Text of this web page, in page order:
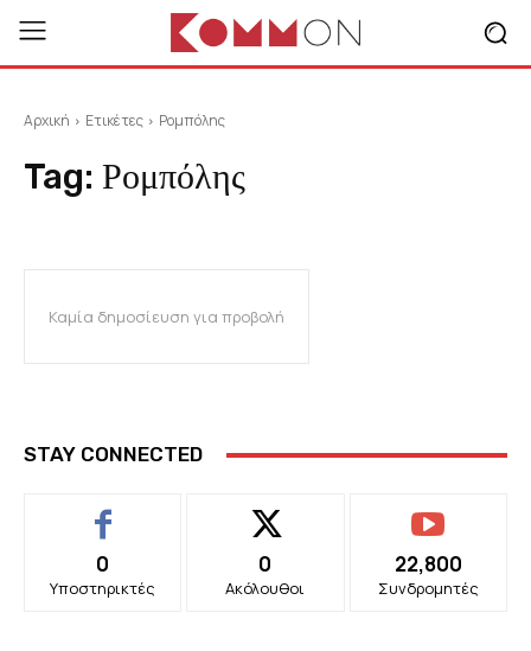
Αρχική Ετικέτες Ρομπόλης
Tag: Ρομπόλης
Καμία δημοσίευση για προβολή
STAY CONNECTED
0
Υποστηρικτές
0
Ακόλουθοι
22,800
Συνδρομητές